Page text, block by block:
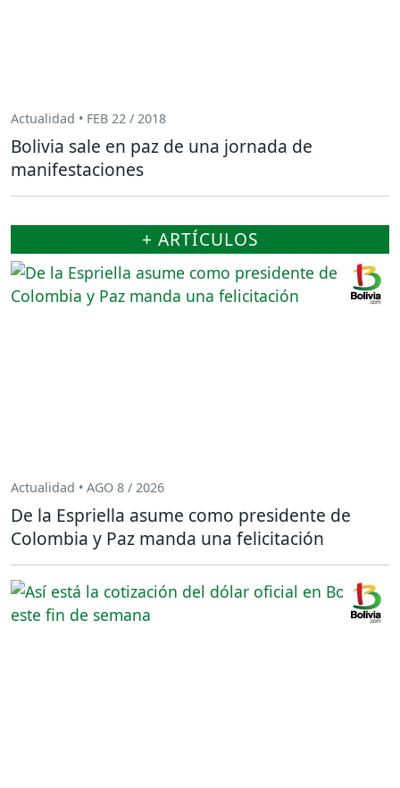
Actualidad • FEB 22 / 2018
Bolivia sale en paz de una jornada de
manifestaciones
+ ARTÍCULOS
Actualidad • AGO 8 / 2026
De la Espriella asume como presidente de
Colombia y Paz manda una felicitación